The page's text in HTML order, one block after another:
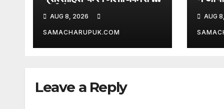
सीईओ
AUG 8, 2026
SAMACHARUPUK.COM
AUG
Leave a Reply